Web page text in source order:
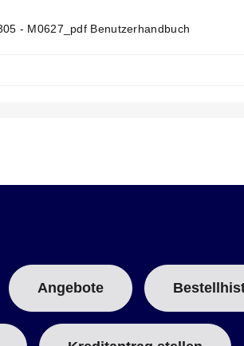
T
- M0627_pdf Benutzerhandbuch
Angebote